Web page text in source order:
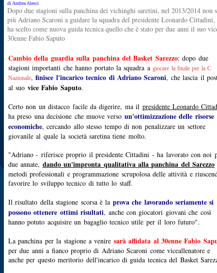
di Andrea Alesci
Dopo due stagioni sulla panchina dei vichinghi saretini, nel 2013/2014 non
più Adriano Scaroni a guidare la squadra del presidente Leonardo Cittadini,
ha scelto come nuova guida tecnica quello che è stato per due anni il suo
30enne Fabio Saputo
Cambio della guardia sulla panchina del Basket Sarezzo: dopo due
stagioni importanti che hanno portato la squadra agiocare la finale per la C
Nazionale,finisce l'incarico tecnico di Adriano Scaroni, che lascia il
al suo vice Fabio Saputo.
Certo non un distacco facile da digerire, ma il presidente Leonardo
ha preso una decisione che muove verso un'ottimizzazione delle risorse
economiche, cercando allo stesso tempo di non penalizzare un settore
giovanile al quale la società saretina tiene molto.
"Adriano - riferisce proprio il presidente Cittadini - ha lavorato con noi
due annate, dando un'impronta qualitativa alla panchina del Sarezzo
metodi professionali e programmazione scrupolosa delle attività e
favorire lo sviluppo tecnico di tutto lo staff.
Il risultato della stagione scorsa è la prova che lavorando seriamente si
possono ottenere ottimi risultati, anche con giocatori giovani che così
hanno potuto acquisire un bagaglio tecnico utile per il loro futuro".
La panchina per la stagione a venire sarà affidata al 30enne Fabio
per due anni a fianco proprio di Adriano Scaroni come viceallenatore e
anche per questo meritorio dell'incarico di guida tecnica del Basket